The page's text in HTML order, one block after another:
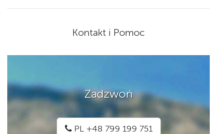
Kontakt i Pomoc
Zadzwoń
PL +48 799 199 751